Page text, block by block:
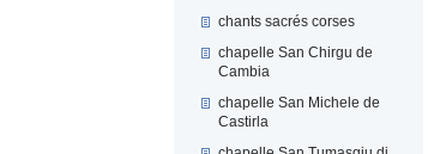
chants sacrés corses
chapelle San Chirgu de
Cambia
chapelle San Michele de
Castirla